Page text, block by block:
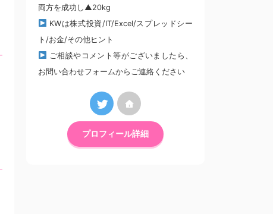
両方を成功し▲20kg
KWは株式投資/IT/Excel/スプレッドシー
ト/お金/その他ヒント
ご相談やコメント等がございましたら、
お問い合わせフォームからご連絡ください
プロフィール詳細